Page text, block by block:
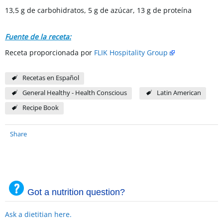
13,5 g de carbohidratos, 5 g de azúcar, 13 g de proteína
Fuente de la receta:
Receta proporcionada por FLIK Hospitality Group
Recetas en Español
General Healthy - Health Conscious
Latin American
Recipe Book
Share
Got a nutrition question?
Ask a dietitian here.